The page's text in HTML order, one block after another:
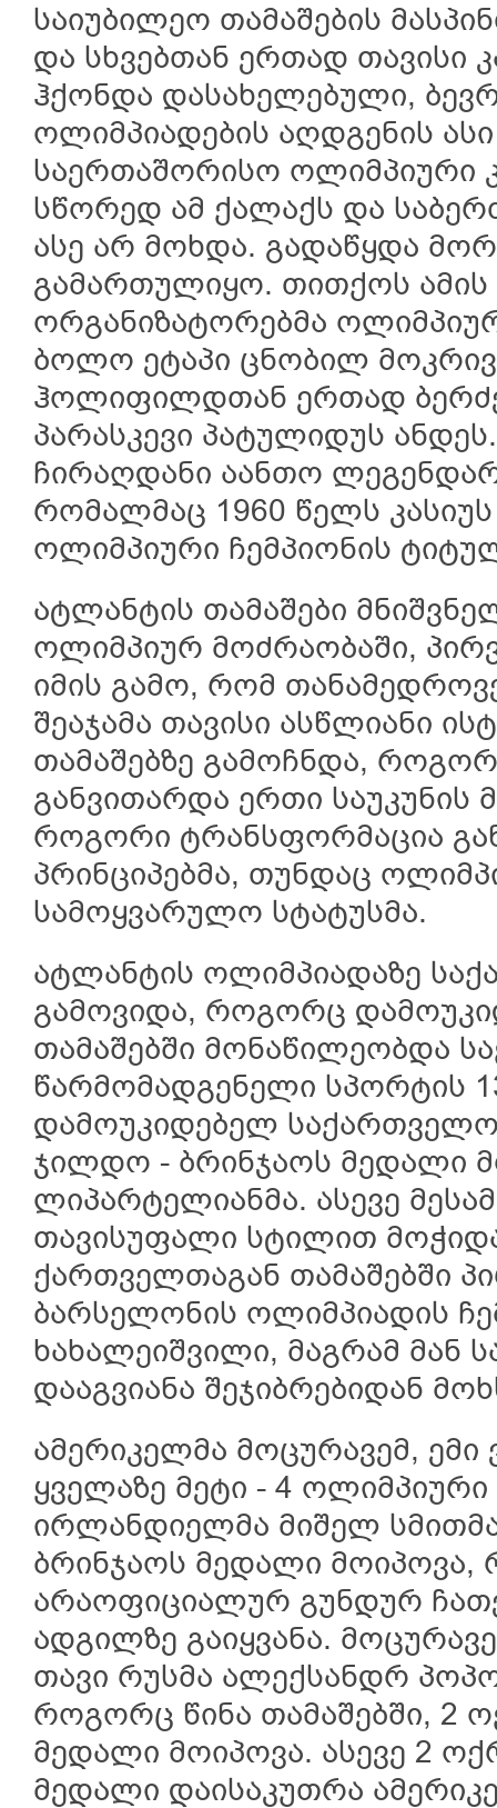
საიუბილეო თამაშების
და სხვებთან ერთად თავისი
ჰქონდა დასახელებული,
ოლიმპიადების აღდგენის
საერთაშორისო ოლიმპიური
სწორედ ამ ქალაქს და
ასე არ მოხდა. გადაწყდა
გამართულიყო. თითქოს ამის
ორგანიზატორებმა
ბოლო ეტაპი ცნობილ
ჰოლიფილდთან ერთად
პარასკევი პატულიდუს
ჩირაღდანი აანთო
რომალმაც 1960 წელს
ოლიმპიური ჩემპიონის
ატლანტის თამაშები
ოლიმპიურ მოძრაობაში,
იმის გამო, რომ
შეაჯამა თავისი ასწლიანი
თამაშებზე გამოჩნდა,
განვითარდა ერთი საუკუნის
როგორი ტრანსფორმაცია
პრინციპებმა, თუნდაც
სამოყვარულო სტატუსმა.
ატლანტის ოლიმპიადაზე
გამოვიდა, როგორც
თამაშებში მონაწილეობდა
წარმომადგენელი სპორტის
დამოუკიდებელ
ჯილდო - ბრინჯაოს მედალი
ლიპარტელიანმა. ასევე
თავისუფალი სტილით
ქართველთაგან თამაშებში
ბარსელონის ოლიმპიადის
ხახალეიშვილი, მაგრამ მან
დააგვიანა შეჯიბრებიდან
ამერიკელმა მოცურავემ, ემი
ყველაზე მეტი - 4
ირლანდიელმა მიშელ
ბრინჯაოს მედალი მოიპოვა,
არაოფიციალურ გუნდურ
ადგილზე გაიყვანა.
თავი რუსმა ალექსანდრ
როგორც წინა თამაშებში, 2
მედალი მოიპოვა. ასევე 2
მედალი დაისაკუთრა